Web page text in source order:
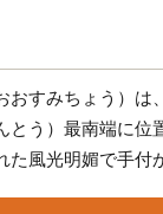
おすみちょう）は
とう）最南端に位
た風光明媚で手付